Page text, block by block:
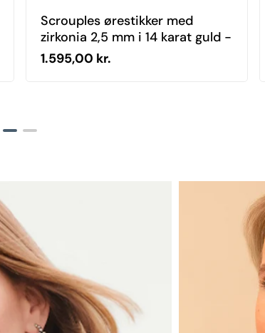
Scrouples ørestikker med
zirkonia 2,5 mm i 14 karat guld -
112025
Normal pris
1.595,00 kr.